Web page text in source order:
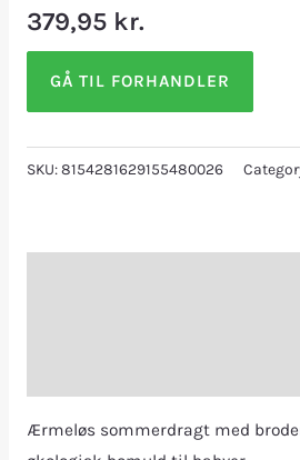
379,95 kr.
GÅ TIL FORHANDLER
SKU:8154281629155480026
Ærmeløs sommerdragt med